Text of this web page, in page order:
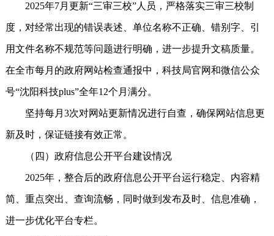
2025年7月更新“三审三校”人员，严格落实三审三校制
度，对经常出现的错误表述、单位名称不正确、错别字、引
用文件名称不规范等问题进行明确，进一步提升文稿质量。
在全市每月的政府网站检查通报中，科技局官网和微信公众
号“沈阳科技plus”全年12个月满分。
坚持每月3次对网站更新情况进行自查，确保网站信息更
新及时，保证链接有效正常。
（四）政府信息公开平台建设情况
2025年，整合后的政府信息公开平台运行稳定、内容精
简、重点突出、查询流畅，同时做到发布及时、信息准确，
进一步优化平台专栏。